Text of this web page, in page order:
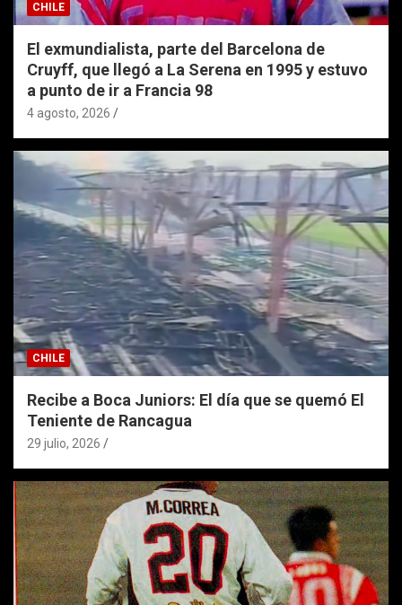
CHILE
El exmundialista, parte del Barcelona de
Cruyff, que llegó a La Serena en 1995 y estuvo
a punto de ir a Francia 98
4 agosto, 2026
CHILE
Recibe a Boca Juniors: El día que se quemó El
Teniente de Rancagua
29 julio, 2026